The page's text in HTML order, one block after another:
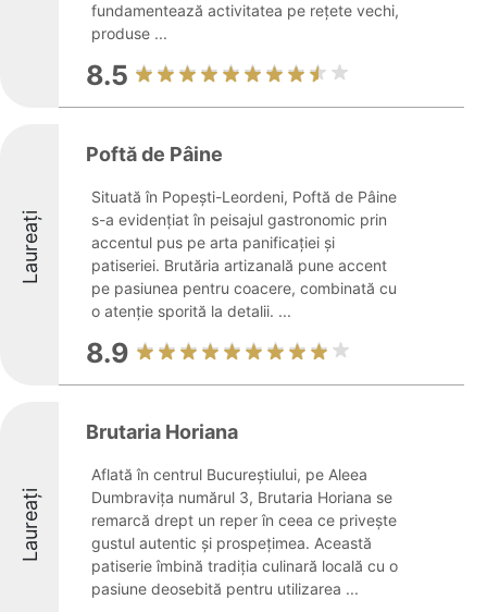
fundamentează activitatea pe rețete vechi,
produse ...
8.5
Laureați
Poftă de Pâine
Situată în Popești-Leordeni, Poftă de Pâine
s-a evidențiat în peisajul gastronomic prin
accentul pus pe arta panificației și
patiseriei. Brutăria artizanală pune accent
pe pasiunea pentru coacere, combinată cu
o atenție sporită la detalii. ...
8.9
Laureați
Brutaria Horiana
Aflată în centrul Bucureștiului, pe Aleea
Dumbravița numărul 3, Brutaria Horiana se
remarcă drept un reper în ceea ce privește
gustul autentic și prospețimea. Această
patiserie îmbină tradiția culinară locală cu o
pasiune deosebită pentru utilizarea ...